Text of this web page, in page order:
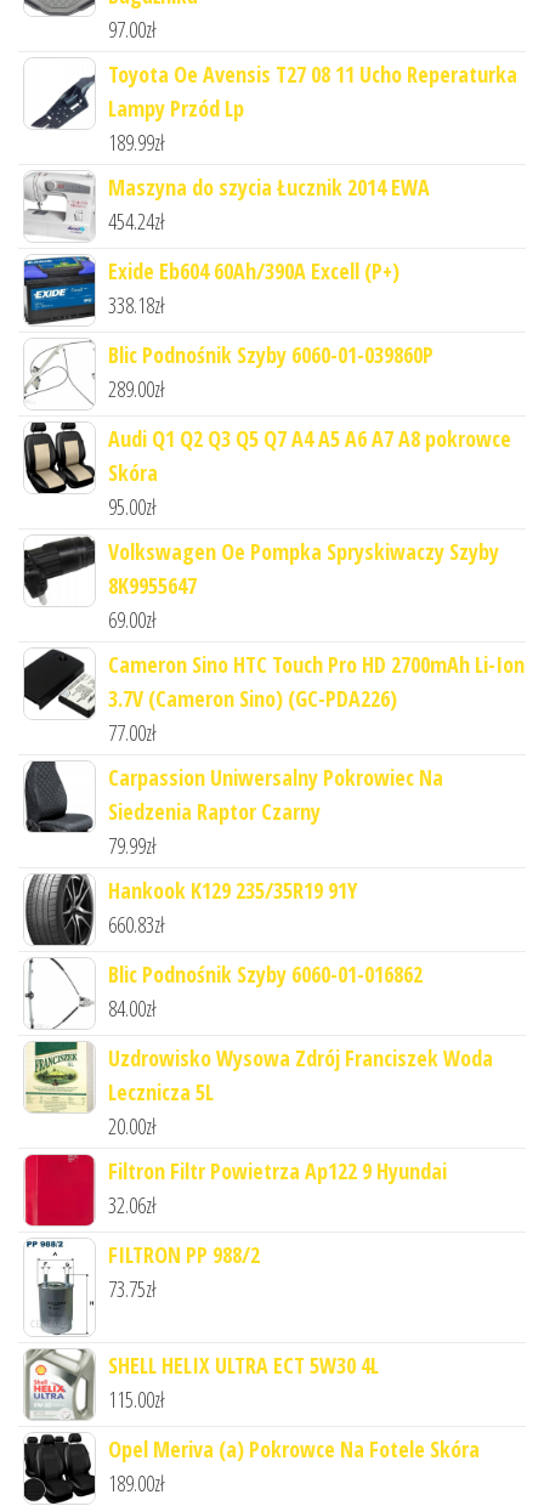
97.00zł
Toyota Oe Avensis T27 08 11 Ucho Reperaturka
Lampy Przód Lp
189.99zł
Maszyna do szycia Łucznik 2014 EWA
454.24zł
Exide Eb604 60Ah/390A Excell (P+)
338.18zł
Blic Podnośnik Szyby 6060-01-039860P
289.00zł
Audi Q1 Q2 Q3 Q5 Q7 A4 A5 A6 A7 A8 pokrowce
Skóra
95.00zł
Volkswagen Oe Pompka Spryskiwaczy Szyby
8K9955647
69.00zł
Cameron Sino HTC Touch Pro HD 2700mAh Li-Ion
3.7V (Cameron Sino) (GC-PDA226)
77.00zł
Carpassion Uniwersalny Pokrowiec Na
Siedzenia Raptor Czarny
79.99zł
Hankook K129 235/35R19 91Y
660.83zł
Blic Podnośnik Szyby 6060-01-016862
84.00zł
Uzdrowisko Wysowa Zdrój Franciszek Woda
Lecznicza 5L
20.00zł
Filtron Filtr Powietrza Ap122 9 Hyundai
32.06zł
FILTRON PP 988/2
73.75zł
SHELL HELIX ULTRA ECT 5W30 4L
115.00zł
Opel Meriva (a) Pokrowce Na Fotele Skóra
189.00zł